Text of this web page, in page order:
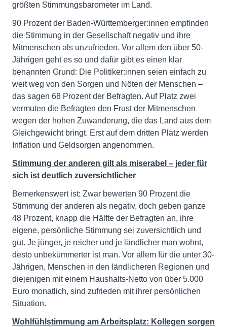
größten Stimmungsbarometer im Land.
90 Prozent der Baden-Württemberger:innen empfinden
die Stimmung in der Gesellschaft negativ und ihre
Mitmenschen als unzufrieden. Vor allem den über 50-
Jährigen geht es so und dafür gibt es einen klar
benannten Grund: Die Politiker:innen seien einfach zu
weit weg von den Sorgen und Nöten der Menschen –
das sagen 68 Prozent der Befragten. Auf Platz zwei
vermuten die Befragten den Frust der Mitmenschen
wegen der hohen Zuwanderung, die das Land aus dem
Gleichgewicht bringt. Erst auf dem dritten Platz werden
Inflation und Geldsorgen angenommen.
Stimmung der anderen gilt als miserabel – jeder für
sich ist deutlich zuversichtlicher
Bemerkenswert ist: Zwar bewerten 90 Prozent die
Stimmung der anderen als negativ, doch geben ganze
48 Prozent, knapp die Hälfte der Befragten an, ihre
eigene, persönliche Stimmung sei zuversichtlich und
gut. Je jünger, je reicher und je ländlicher man wohnt,
desto unbekümmerter ist man. Vor allem für die unter 30-
Jährigen, Menschen in den ländlicheren Regionen und
diejenigen mit einem Haushalts-Netto von über 5.000
Euro monatlich, sind zufrieden mit ihrer persönlichen
Situation.
Wohlfühlstimmung am Arbeitsplatz: Kollegen sorgen